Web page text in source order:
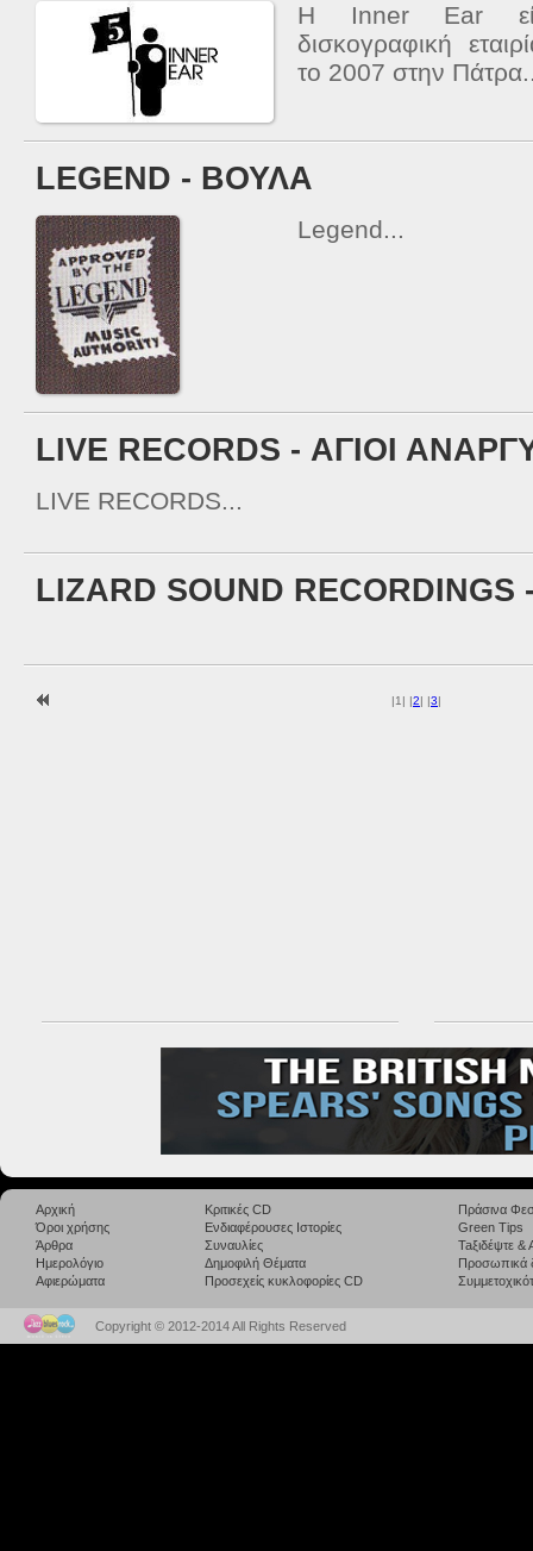
H Inner Ear
δισκογραφική
το 2007 στην
LEGEND - ΒΟΥΛΑ
Legend...
LIVE RECORDS - ΑΓΙΟΙ
LIVE RECORDS...
LIZARD SOUND
|1 | |2| |3|
Αρχική
Όροι χρήσης
Άρθρα
Ημερολόγιο
Αφιερώματα
Κριτικές CD
Ενδιαφέρουσες Ιστορίες
Συναυλίες
Δημοφιλή Θέματα
Προσεχείς κυκλοφορίες CD
Πράσινα
Green Tips
Taξιδέψτε
Προσωπικά
Copyright © 2012-2014 All Rights Reserved